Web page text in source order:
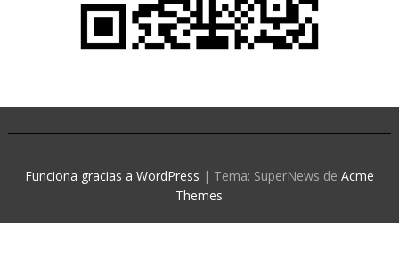
Funciona gracias a WordPress | Tema: SuperNews de Acme
Themes